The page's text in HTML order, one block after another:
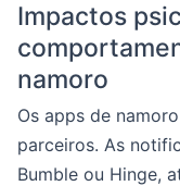
Impactos
namoro
Os apps de
parceiros. As
Bumble ou Hinge,